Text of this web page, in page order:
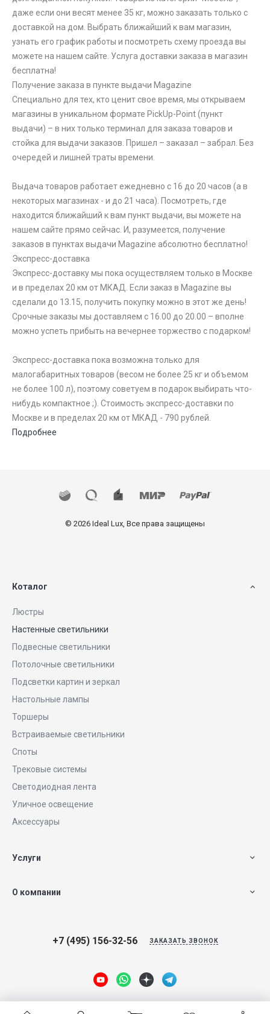
даже если они весят менее 35 кг, можно заказать только с
доставкой на дом. Выбрать ближайший к вам магазин,
узнать его график работы и посмотреть схему проезда вы
можете на нашем сайте. Услуга доставки заказа в магазин
бесплатна!
Получение заказа в пункте выдачи Magazine
Специально для тех, кто ценит свое время, мы открываем
магазины в уникальном формате PickUp-Point (пункт
выдачи) – в них только терминал для заказа товаров и
стойка для выдачи заказов. Пришел – заказал – забрал. Без
очередей и лишней траты времени.
Выдача товаров работает ежедневно с 16 до 20 часов (а в
некоторых магазинах - и до 21 часа). Посмотреть, где
находится ближайший к вам пункт выдачи, вы можете на
нашем сайте прямо сейчас. И, разумеется, получение
заказов в пунктах выдачи Magazine абсолютно бесплатно!
Экспресс-доставка
Экспресс-доставку мы пока осуществляем только в Москве
и в пределах 20 км от МКАД. Если заказ в Magazine вы
сделали до 13.15, получить покупку можно в этот же день!
Срочные заказы мы доставляем с 16.00 до 20.00 – вполне
можно успеть прибыть на вечернее торжество с подарком!
Экспресс-доставка пока возможна только для
малогабаритных товаров (весом не более 25 кг и объемом
не более 100 л), поэтому советуем в подарок выбирать что-
нибудь компактное ;). Стоимость экспресс-доставки по
Москве и в пределах 20 км от МКАД - 790 рублей.
Подробнее
© 2026 Ideal Lux, Все права защищены
Коталог
Люстры
Настенные светильники
Подвесные светильники
Потолочные светильники
Подсветки картин и зеркал
Настольные лампы
Торшеры
Встраиваемые светильники
Споты
Трековые системы
Светодиодная лента
Уличное освещение
Аксессуары
Услуги
О компании
+7 (495) 156-32-56 ЗАКАЗАТЬ ЗВОНОК